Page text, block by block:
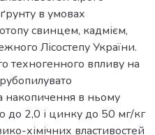
в умовах
свинцем, кадмієм,
Лісостепу України.
техногенного впливу на
накопичення в ньому
2,0 і цинку до 50 мг/кг
хімічних властивостей